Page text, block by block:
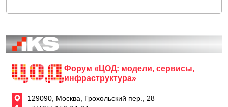
Форум «ЦОД: модели, сервисы,
инфраструктура»
129090, Москва, Грохольский пер., 28